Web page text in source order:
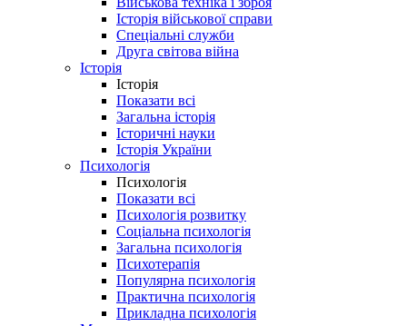
Історія військової справи
Спеціальні служби
Друга світова війна
Історія
Історія
Показати всі
Загальна історія
Історичні науки
Історія України
Психологія
Психологія
Показати всі
Психологія розвитку
Соціальна психологія
Загальна психологія
Психотерапія
Популярна психологія
Практична психологія
Прикладна психологія